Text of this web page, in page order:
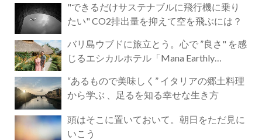
"できるだけサステナブルに飛行機に乗り
たい" CO2排出量を抑えて空を飛ぶには？
バリ島ウブドに旅立とう。心で ”良さ" を感
じるエシカルホテル「Mana Earthly
“あるもので美味しく” イタリアの郷土料理
から学ぶ 、足るを知る幸せな生き方
頭はそこに置いておいて。朝日をただ見に
いこう